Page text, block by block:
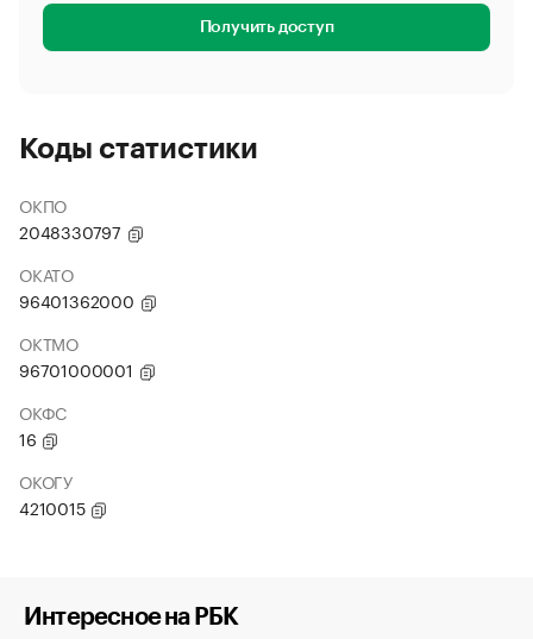
Получить доступ
Коды статистики
ОКПО
2048330797
ОКАТО
96401362000
ОКТМО
96701000001
ОКФС
16
ОКОГУ
4210015
Интересное на РБК